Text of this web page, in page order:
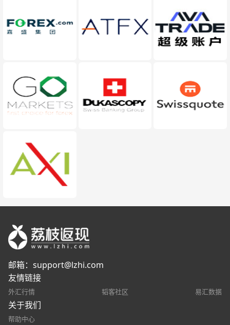
邮箱： support@lzhi.com
友情链接
外汇行情 韬客社区 易汇数据
关于我们
帮助中心